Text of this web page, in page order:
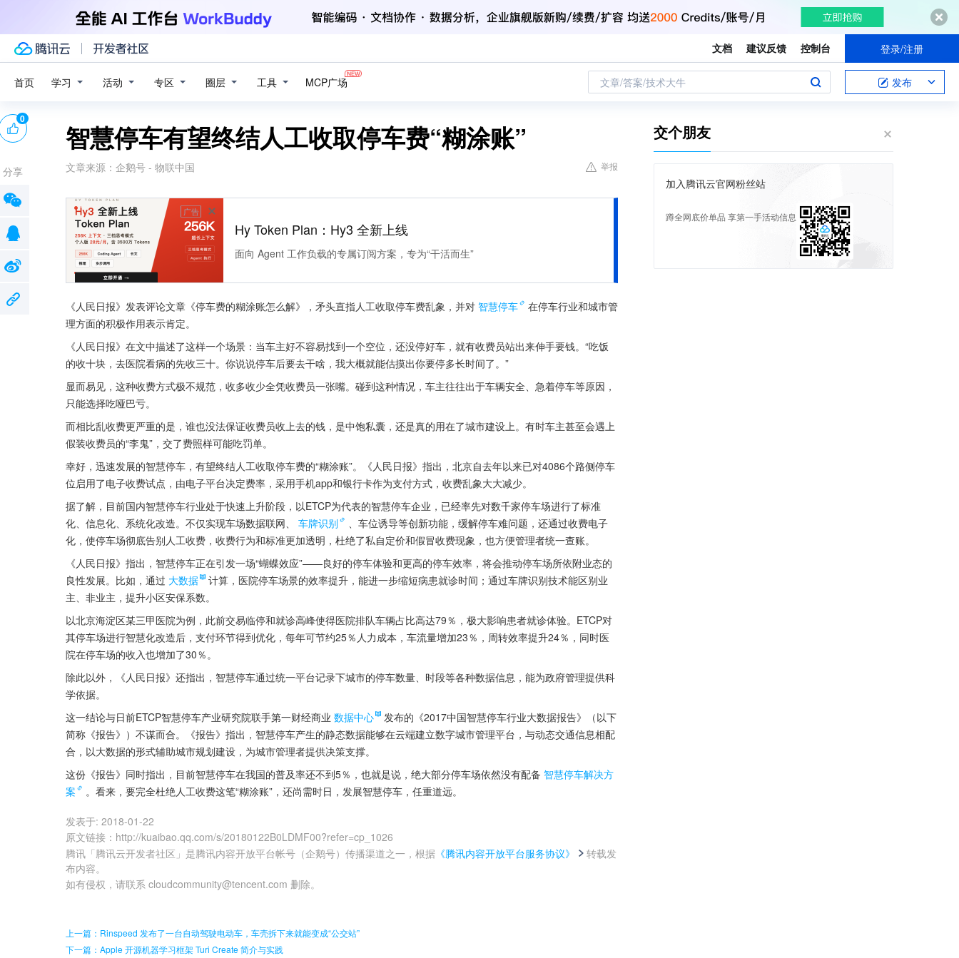
文档 建议反馈 控制台 登录/注册
首页 学习 活动 专区 圈层 工具 MCP广场 文章/答案/技术大牛 发布
智慧停车有望终结人工收取停车费“糊涂账”
文章来源： 企鹅号 - 物联中国 举报
广告
Hy Token Plan：Hy3 全新上线
面向 Agent 工作负载的专属订阅方案，专为“干活而生”
《人民日报》发表评论文章《停车费的糊涂账怎么解》，矛头直指人工收取停车费乱象，并对 智慧停车
在停车行业和城市管
理方面的积极作用表示肯定。
《人民日报》在文中描述了这样一个场景：当车主好不容易找到一个空位，还没停好车，就有收费员站出来伸手要钱。“吃饭
的收十块，去医院看病的先收三十。你说说停车后要去干啥，我大概就能估摸出你要停多长时间了。”
显而易见，这种收费方式极不规范，收多收少全凭收费员一张嘴。碰到这种情况，车主往往出于车辆安全、急着停车等原因，
只能选择吃哑巴亏。
而相比乱收费更严重的是，谁也没法保证收费员收上去的钱，是中饱私囊，还是真的用在了城市建设上。有时车主甚至会遇上
假装收费员的“李鬼”，交了费照样可能吃罚单。
幸好，迅速发展的智慧停车，有望终结人工收取停车费的“糊涂账”。《人民日报》指出，北京自去年以来已对4086个路侧停车
位启用了电子收费试点，由电子平台决定费率，采用手机app和银行卡作为支付方式，收费乱象大大减少。
据了解，目前国内智慧停车行业处于快速上升阶段，以ETCP为代表的智慧停车企业，已经率先对数千家停车场进行了标准
化、信息化、系统化改造。不仅实现车场数据联网、
车牌识别
、车位诱导等创新功能，缓解停车难问题，还通过收费电子
化，使停车场彻底告别人工收费，收费行为和标准更加透明，杜绝了私自定价和假冒收费现象，也方便管理者统一查账。
《人民日报》指出，智慧停车正在引发一场“蝴蝶效应”——良好的停车体验和更高的停车效率，将会推动停车场所依附业态的
良性发展。比如，通过 大数据
计算，医院停车场景的效率提升，能进一步缩短病患就诊时间；通过车牌识别技术能区别业
主、非业主，提升小区安保系数。
以北京海淀区某三甲医院为例，此前交易临停和就诊高峰使得医院排队车辆占比高达79％，极大影响患者就诊体验。ETCP对
其停车场进行智慧化改造后，支付环节得到优化，每年可节约25％人力成本，车流量增加23％，周转效率提升24％，同时医
院在停车场的收入也增加了30％。
除此以外，《人民日报》还指出，智慧停车通过统一平台记录下城市的停车数量、时段等各种数据信息，能为政府管理提供科
学依据。
这一结论与日前ETCP智慧停车产业研究院联手第一财经商业 数据中心
发布的《2017中国智慧停车行业大数据报告》（以下
简称《报告》）不谋而合。《报告》指出，智慧停车产生的静态数据能够在云端建立数字城市管理平台，与动态交通信息相配
合，以大数据的形式辅助城市规划建设，为城市管理者提供决策支撑。
这份《报告》同时指出，目前智慧停车在我国的普及率还不到5％，也就是说，绝大部分停车场依然没有配备 智慧停车解决方
案
。看来，要完全杜绝人工收费这笔“糊涂账”，还尚需时日，发展智慧停车，任重道远。
发表于: 2018-01-22
原文链接 ： http://kuaibao.qq.com/s/20180122B0LDMF00?refer=cp_1026
腾讯「腾讯云开发者社区」是腾讯内容开放平台帐号（企鹅号）传播渠道之一，根据 《腾讯内容开放平台服务协议》
转载发
布内容。
如有侵权，请联系 cloudcommunity@tencent.com 删除。
0
分享
上一篇：Rinspeed 发布了一台自动驾驶电动车，车壳拆下来就能变成“公交站”
下一篇：Apple 开源机器学习框架 Turi Create 简介与实践
交个朋友
加入腾讯云官网粉丝站
蹲全网底价单品 享第一手活动信息